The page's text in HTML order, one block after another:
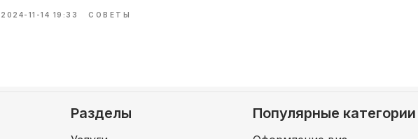
2024-11-14 19:33 СОВЕТЫ
Разделы Популярные категории